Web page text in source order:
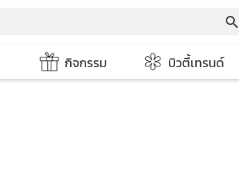
search
กิจกรรม บิวตี้เทรนด์